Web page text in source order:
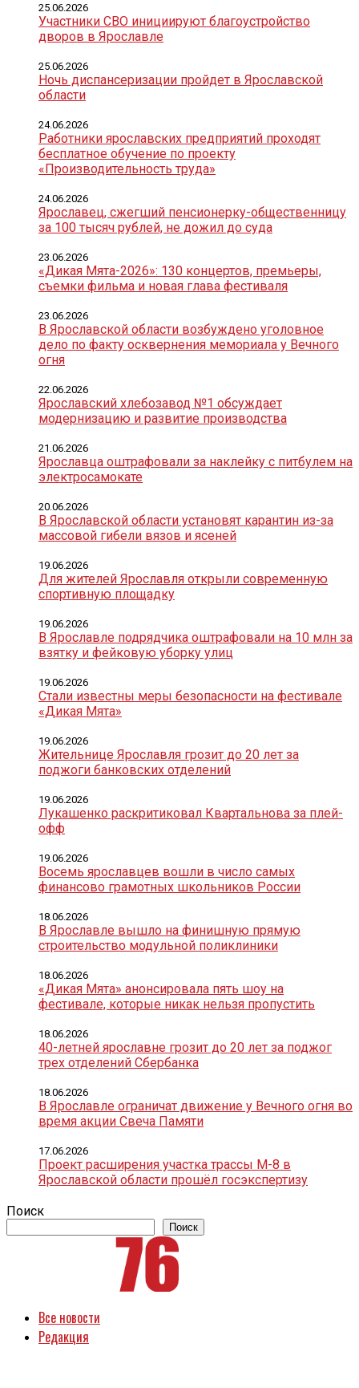
Участники СВО инициируют благоустройство
дворов в Ярославле
25.06.2026
Ночь диспансеризации пройдет в Ярославской
области
25.06.2026
Работники ярославских предприятий проходят
бесплатное обучение по проекту
«Производительность труда»
24.06.2026
Ярославец, сжегший пенсионерку-общественницу
за 100 тысяч рублей, не дожил до суда
24.06.2026
«Дикая Мята-2026»: 130 концертов, премьеры,
съемки фильма и новая глава фестиваля
23.06.2026
В Ярославской области возбуждено уголовное
дело по факту осквернения мемориала у Вечного
огня
23.06.2026
Ярославский хлебозавод №1 обсуждает
модернизацию и развитие производства
22.06.2026
Ярославца оштрафовали за наклейку с питбулем на
электросамокате
21.06.2026
В Ярославской области установят карантин из-за
массовой гибели вязов и ясеней
20.06.2026
Для жителей Ярославля открыли современную
спортивную площадку
19.06.2026
В Ярославле подрядчика оштрафовали на 10 млн за
взятку и фейковую уборку улиц
19.06.2026
Стали известны меры безопасности на фестивале
«Дикая Мята»
19.06.2026
Жительнице Ярославля грозит до 20 лет за
поджоги банковских отделений
19.06.2026
Лукашенко раскритиковал Квартальнова за плей-
офф
19.06.2026
Восемь ярославцев вошли в число самых
финансово грамотных школьников России
19.06.2026
В Ярославле вышло на финишную прямую
строительство модульной поликлиники
18.06.2026
«Дикая Мята» анонсировала пять шоу на
фестивале, которые никак нельзя пропустить
18.06.2026
40-летней ярославне грозит до 20 лет за поджог
трех отделений Сбербанка
18.06.2026
В Ярославле ограничат движение у Вечного огня во
время акции Свеча Памяти
18.06.2026
Проект расширения участка трассы М-8 в
Ярославской области прошёл госэкспертизу
17.06.2026
Поиск
Поиск
Все новости
Редакция